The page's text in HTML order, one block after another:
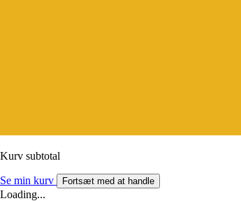
Kurv subtotal
Se min kurv Fortsæt med at handle
Loading...